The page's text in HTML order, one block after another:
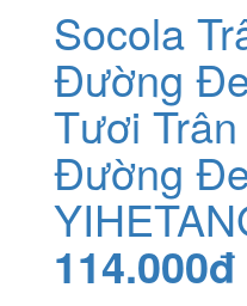
Socola
Đường
Tươi
Đường
114.000đ